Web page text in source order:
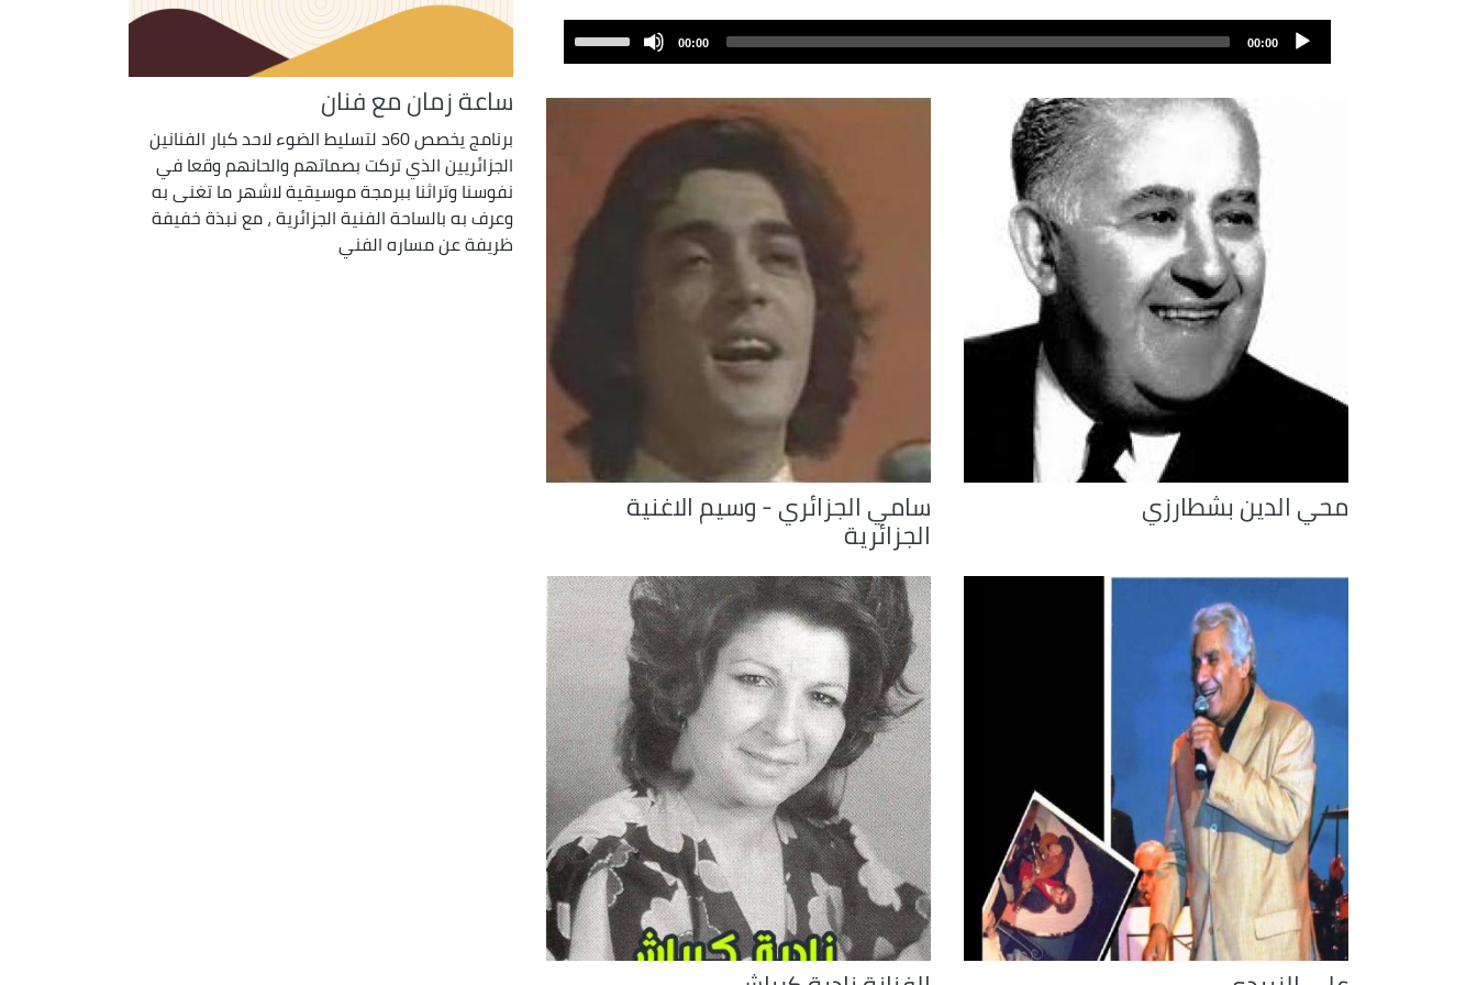
ملف
الصوت
Audio
Player
00:00
00:00
increase
decrease
volume.
محي الدين بشطارزي سامي الجزائري - وسيم الاغنية
الجزائرية
ساعة زمان مع فنان
برنامج يخصص 60د لتسليط الضوء لاحد كبار الفنانين
الجزائريين الذي تركت بصماتهم والحانهم وقعا في
نفوسنا وتراثنا ببرمجة موسيقية لاشهر ما تغنى به
وعرف به بالساحة الفنية الجزائرية ، مع نبذة خفيفة
ظريفة عن مساره الفني